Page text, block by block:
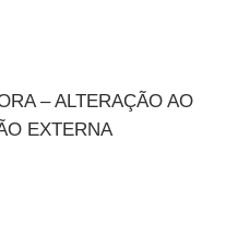
– ALTERAÇÃO AO
EXTERNA